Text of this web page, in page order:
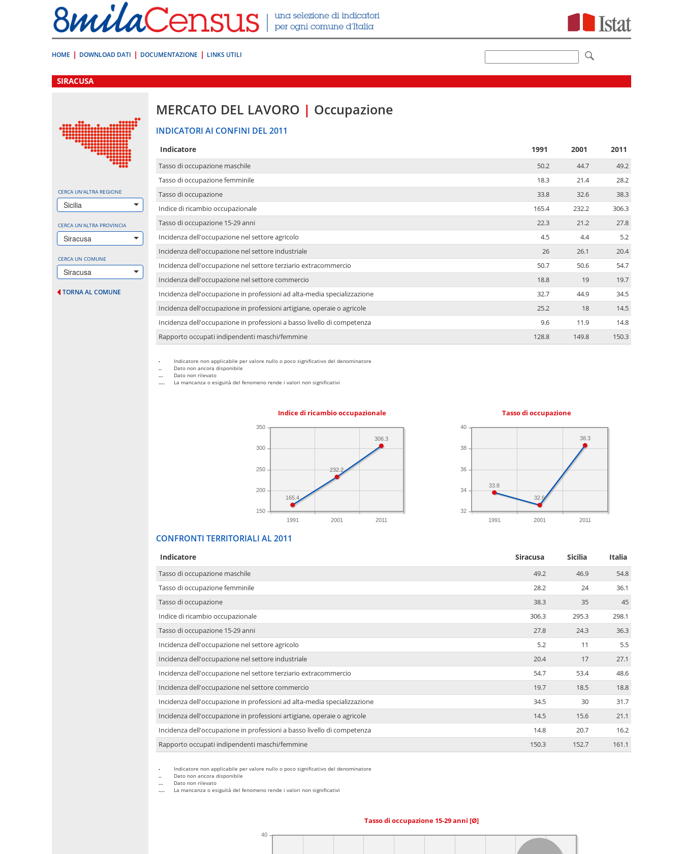
direttamente
a:
Contenuto
HOME DOWNLOAD DATI DOCUMENTAZIONE LINKS UTILI
.
SIRACUSA
CERCA UN'ALTRA REGIONE
Sicilia
CERCA UN'ALTRA PROVINCIA
Siracusa
CERCA UN COMUNE
Siracusa
TORNA AL COMUNE
MERCATO DEL LAVORO | Occupazione
INDICATORI AI CONFINI DEL 2011
Indicatore 1991 2001 2011
Tasso di occupazione maschile 50.2 44.7
49.2
Tasso di occupazione femminile
18.3 21.4
28.2
Tasso di occupazione
33.8 32.6
38.3
Indice di ricambio occupazionale
165.4 232.2
306.3
Tasso di occupazione 15-29 anni
22.3 21.2
27.8
Incidenza dell'occupazione nel settore agricolo
4.5 4.4
5.2
Incidenza dell'occupazione nel settore industriale
26 26.1
20.4
Incidenza dell'occupazione nel settore terziario extracommercio
50.7 50.6
54.7
Incidenza dell'occupazione nel settore commercio
18.8 19
19.7
Incidenza dell'occupazione in professioni ad alta-media specializzazione
32.7 44.9
34.5
Incidenza dell'occupazione in professioni artigiane, operaie o agricole
25.2 18
14.5
Incidenza dell'occupazione in professioni a basso livello di competenza
9.6 11.9
14.8
Rapporto occupati indipendenti maschi/femmine
128.8 149.8 150.3
-
Indicatore non applicabile per valore nullo o poco significativo del denominatore
..
Dato non ancora disponibile
...
Dato non rilevato
....
La mancanza o esiguità del fenomeno rende i valori non significativi
Indice di ricambio occupazionale
1991 2001 2011
150
200
250
300
350
306.3
232.2
165.4
Tasso di occupazione
1991 2001 2011
32
34
36
38
40
38.3
32.6
33.8
CONFRONTI TERRITORIALI AL 2011
Indicatore Siracusa Sicilia Italia
Tasso di occupazione maschile 49.2 46.9
54.8
Tasso di occupazione femminile
28.2 24
36.1
Tasso di occupazione
38.3 35
45
Indice di ricambio occupazionale
306.3 295.3
298.1
Tasso di occupazione 15-29 anni
27.8 24.3
36.3
Incidenza dell'occupazione nel settore agricolo
5.2 11
5.5
Incidenza dell'occupazione nel settore industriale
20.4 17
27.1
Incidenza dell'occupazione nel settore terziario extracommercio
54.7 53.4
48.6
Incidenza dell'occupazione nel settore commercio
19.7 18.5
18.8
Incidenza dell'occupazione in professioni ad alta-media specializzazione
34.5 30
31.7
Incidenza dell'occupazione in professioni artigiane, operaie o agricole
14.5 15.6
21.1
Incidenza dell'occupazione in professioni a basso livello di competenza
14.8 20.7
16.2
Rapporto occupati indipendenti maschi/femmine
150.3 152.7 161.1
-
Indicatore non applicabile per valore nullo o poco significativo del denominatore
..
Dato non ancora disponibile
...
Dato non rilevato
....
La mancanza o esiguità del fenomeno rende i valori non significativi
Tasso di occupazione 15-29 anni [Ø]
40